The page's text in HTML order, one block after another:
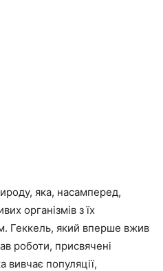
яка, насамперед,
організмів з їх
Геккель, який вперше вжив
роботи, присвячені
вивчає популяції,